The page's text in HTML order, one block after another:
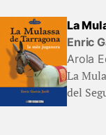
La
Enric
Arola
La
del